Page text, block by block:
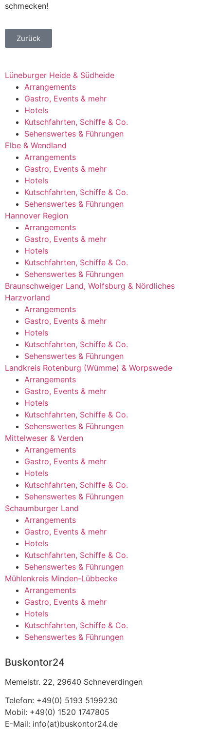
schmecken!
Zurück
Lüneburger Heide & Südheide
Arrangements
Gastro, Events & mehr
Hotels
Kutschfahrten, Schiffe & Co.
Sehenswertes & Führungen
Elbe & Wendland
Arrangements
Gastro, Events & mehr
Hotels
Kutschfahrten, Schiffe & Co.
Sehenswertes & Führungen
Hannover Region
Arrangements
Gastro, Events & mehr
Hotels
Kutschfahrten, Schiffe & Co.
Sehenswertes & Führungen
Braunschweiger Land, Wolfsburg & Nördliches
Harzvorland
Arrangements
Gastro, Events & mehr
Hotels
Kutschfahrten, Schiffe & Co.
Sehenswertes & Führungen
Landkreis Rotenburg (Wümme) & Worpswede
Arrangements
Gastro, Events & mehr
Hotels
Kutschfahrten, Schiffe & Co.
Sehenswertes & Führungen
Mittelweser & Verden
Arrangements
Gastro, Events & mehr
Hotels
Kutschfahrten, Schiffe & Co.
Sehenswertes & Führungen
Schaumburger Land
Arrangements
Gastro, Events & mehr
Hotels
Kutschfahrten, Schiffe & Co.
Sehenswertes & Führungen
Mühlenkreis Minden-Lübbecke
Arrangements
Gastro, Events & mehr
Hotels
Kutschfahrten, Schiffe & Co.
Sehenswertes & Führungen
Buskontor24
Memelstr. 22, 29640 Schneverdingen
Telefon: +49(0) 5193 5199230
Mobil: +49(0) 1520 1747805
E-Mail: info(at)buskontor24.de